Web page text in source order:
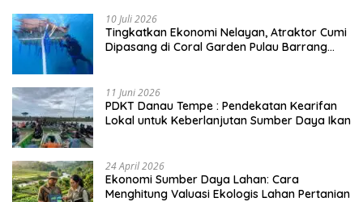
10 Juli 2026
Tingkatkan Ekonomi Nelayan, Atraktor Cumi
Dipasang di Coral Garden Pulau Barrang
11 Juni 2026
PDKT Danau Tempe : Pendekatan Kearifan
Lokal untuk Keberlanjutan Sumber Daya Ikan
24 April 2026
Ekonomi Sumber Daya Lahan: Cara
Menghitung Valuasi Ekologis Lahan Pertanian